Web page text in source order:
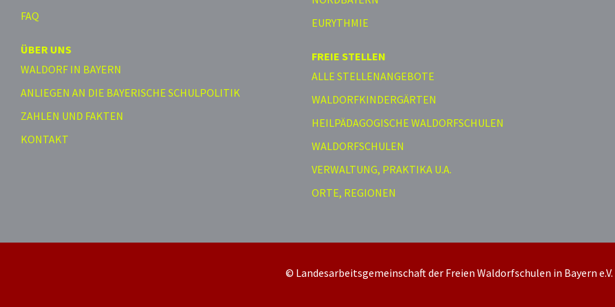
FAQ
ÜBER UNS
WALDORF IN BAYERN
ANLIEGEN AN DIE BAYERISCHE SCHULPOLITIK
ZAHLEN UND FAKTEN
KONTAKT
EURYTHMIE
FREIE STELLEN
ALLE STELLENANGEBOTE
WALDORFKINDERGÄRTEN
HEILPÄDAGOGISCHE WALDORFSCHULEN
WALDORFSCHULEN
VERWALTUNG, PRAKTIKA U.A.
ORTE, REGIONEN
© Landesarbeitsgemeinschaft der Freien Waldorfschulen in Bayern e.V.